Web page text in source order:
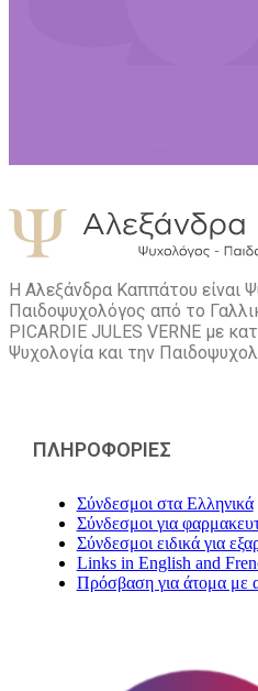
Η Αλεξάνδρα Καππάτου είναι
Παιδοψυχολόγος από το
PICARDIE JULES VERNE με
Ψυχολογία και την
ΠΛΗΡΟΦΟΡΙΕΣ
Σύνδεσμοι στα Ελληνικά
Σύνδεσμοι για
Σύνδεσμοι ειδικά για
Links in English and
Πρόσβαση για άτομα με